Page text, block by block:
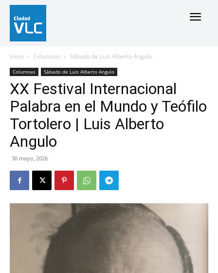
Inicio Columnas Sábado de Luis Alberto Angulo
Columnas Sábado de Luis Alberto Angulo
XX Festival Internacional
Palabra en el Mundo y Teófilo
Tortolero | Luis Alberto
Angulo
30 mayo, 2026